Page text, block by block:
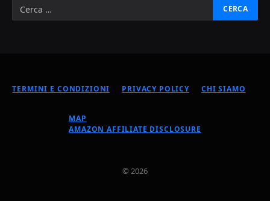
TERMINI E CONDIZIONI PRIVACY POLICY CHI SIAMO
MAP
AMAZON AFFILIATE DISCLOSURE
© 2026